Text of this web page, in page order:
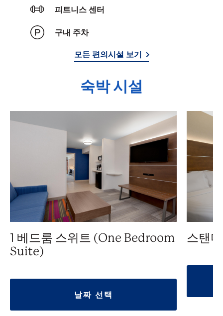
피트니스 센터
구내 주차
모든 편의시설 보기
숙박 시설
1 베드룸 스위트 (One Bedroom
Suite)
날짜 선택
스탠